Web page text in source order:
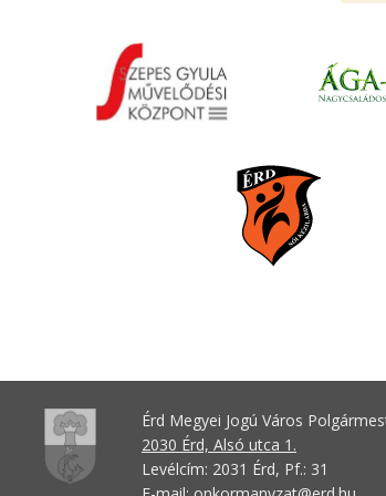
Érd Megyei Jogú Város
2030 Érd, Alsó utca 1.
Levélcím: 2031 Érd, Pf.: 31